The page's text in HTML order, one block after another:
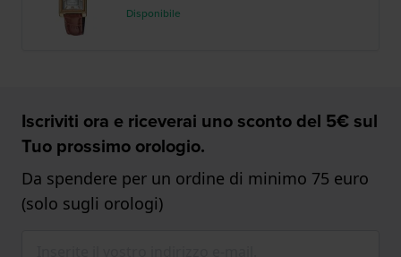
Disponibile
Iscriviti ora e riceverai uno sconto del 5€ sul
Tuo prossimo orologio.
Da spendere per un ordine di minimo 75 euro
(solo sugli orologi)